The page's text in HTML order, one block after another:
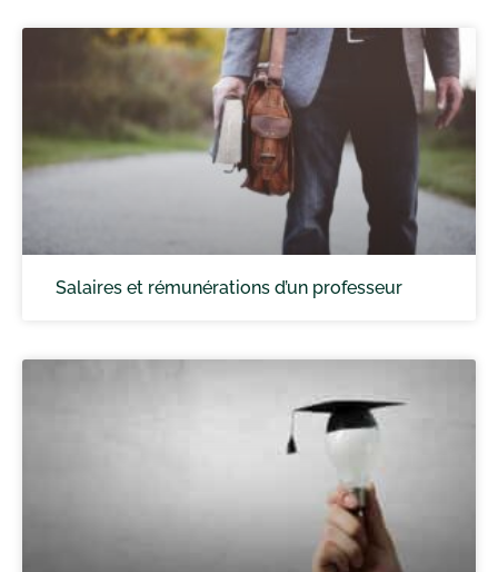
Salaires et rémunérations d’un professeur